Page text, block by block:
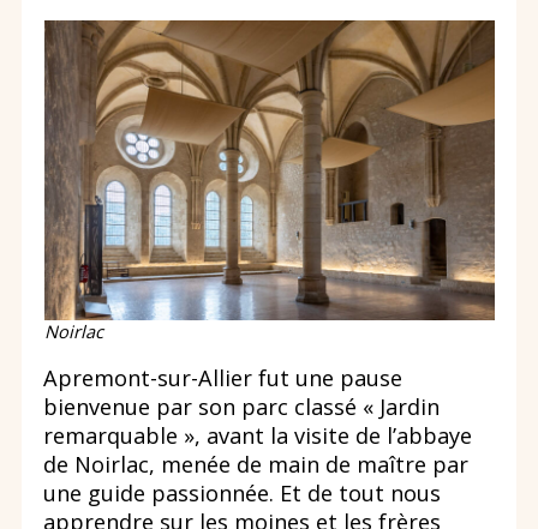
Noirlac
Apremont-sur-Allier fut une pause
bienvenue par son parc classé « Jardin
remarquable », avant la visite de l’abbaye
de Noirlac, menée de main de maître par
une guide passionnée. Et de tout nous
apprendre sur les moines et les frères